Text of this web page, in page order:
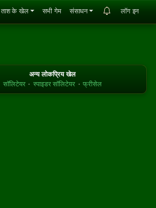
ताश के खेल सभी गेम संसाधन लॉग इन
अन्य लोकप्रिय खेल
सॉलिटेयर · स्पाइडर सॉलिटेयर · फ्रीसेल